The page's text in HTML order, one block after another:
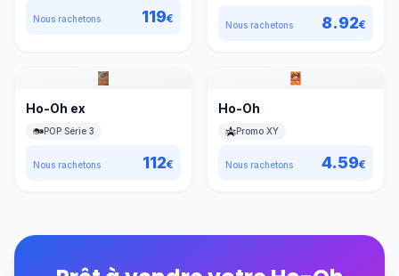
Nous rachetons 119€ Nous rachetons 8.92€
Ho-Oh ex
POP Série 3
Nous rachetons 112€
Ho-Oh
Promo XY
Nous rachetons 4.59€